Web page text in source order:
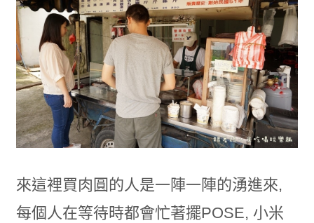
來這裡買肉圓的人是一陣一陣的湧進來,
每個人在等待時都會忙著擺POSE, 小米